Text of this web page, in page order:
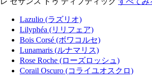
Lazulio (ラズリオ)
Lilyphéa (リリフェア)
Bois Corsé (ボワコルセ)
Lunamaris (ルナマリス)
Rose Roche (ローズロッシュ)
Corail Oscuro (コライユオスクロ)